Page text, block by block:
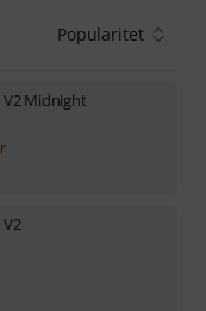
Popularitet
Midnight